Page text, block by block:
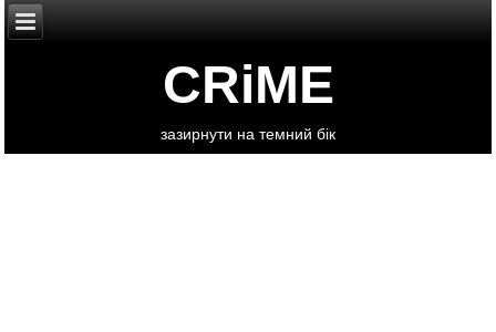
CRiME
зазирнути на темний бік